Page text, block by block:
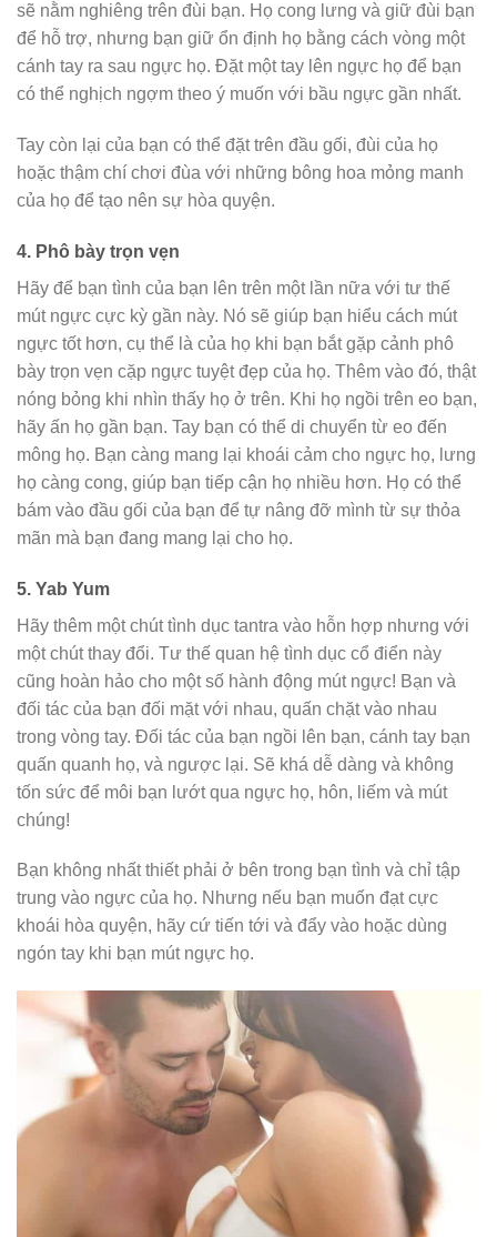
sẽ nằm nghiêng trên đùi bạn. Họ cong lưng và giữ đùi bạn
để hỗ trợ, nhưng bạn giữ ổn định họ bằng cách vòng một
cánh tay ra sau ngực họ. Đặt một tay lên ngực họ để bạn
có thể nghịch ngợm theo ý muốn với bầu ngực gần nhất.
Tay còn lại của bạn có thể đặt trên đầu gối, đùi của họ
hoặc thậm chí chơi đùa với những bông hoa mỏng manh
của họ để tạo nên sự hòa quyện.
4. P hô bày trọn vẹn
Hãy để bạn tình của bạn lên trên một lần nữa với tư thế
mút ngực cực kỳ gần này. Nó sẽ giúp bạn hiểu cách mút
ngực tốt hơn, cụ thể là của họ khi bạn bắt gặp cảnh phô
bày trọn vẹn cặp ngực tuyệt đẹp của họ. Thêm vào đó, thật
nóng bỏng khi nhìn thấy họ ở trên. Khi họ ngồi trên eo bạn,
hãy ấn họ gần bạn. Tay bạn có thể di chuyển từ eo đến
mông họ. Bạn càng mang lại khoái cảm cho ngực họ, lưng
họ càng cong, giúp bạn tiếp cận họ nhiều hơn. Họ có thể
bám vào đầu gối của bạn để tự nâng đỡ mình từ sự thỏa
mãn mà bạn đang mang lại cho họ.
5. Yab Yum
Hãy thêm một chút tình dục tantra vào hỗn hợp nhưng với
một chút thay đổi. Tư thế quan hệ tình dục cổ điển này
cũng hoàn hảo cho một số hành động mút ngực! Bạn và
đối tác của bạn đối mặt với nhau, quấn chặt vào nhau
trong vòng tay. Đối tác của bạn ngồi lên bạn, cánh tay bạn
quấn quanh họ, và ngược lại. Sẽ khá dễ dàng và không
tốn sức để môi bạn lướt qua ngực họ, hôn, liếm và mút
chúng!
Bạn không nhất thiết phải ở bên trong bạn tình và chỉ tập
trung vào ngực của họ. Nhưng nếu bạn muốn đạt cực
khoái hòa quyện, hãy cứ tiến tới và đẩy vào hoặc dùng
ngón tay khi bạn mút ngực họ.